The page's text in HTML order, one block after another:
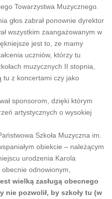
Towarzystwa Muzycznego.
głos zabrał ponownie dyrektor
wszystkim zaangażowanym w
jest to, ze mamy
uczniów, którzy tu
muzycznych II stopnia,
tu z koncertami czy jako
sponsorom, dzięki którym
artystycznych o wysokiej
Szkoła Muzyczna im.
obiekcie – należącym
urodzenia Karola
odnowionym,
wielką zasługą obecnego
nie pozwolił, by szkoły tu (w